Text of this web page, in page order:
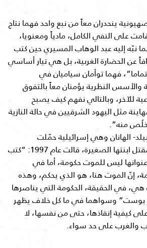
ينحدران معاً من نبع واحد فهما نتاج
على النفي الكامل، مادياً ومعنويا،
نبّه إليه عبد الوهاب المسيري حين كتب
عن الحضارة الغربية، بل هي تيار أساسي
فهما توأمان سياميان في
والأسس النظرية يؤمنان معاً بالتفوق
للآخر، وبالتالي نفهم كيف يصبح
مثل اليهود الشرقيين في حالة النازية
منه”.
الهانان وهي إسرائيلية حمّلت
“نتنياهو” مسؤولية مقتل ابنتها الصغيرة، قالت عام 1997: “كتب
ليس للموت حكومة، أما في
إنّ الموت هنا، هو الذي يحكم، وهذه
في الحقيقة، الحكومة التي يناصرها
بوست” وسواهما في ما كل خلاف يظهر
كيفية إنقاذها، حتى من نفسها، لا
والغرب على حد سواء.